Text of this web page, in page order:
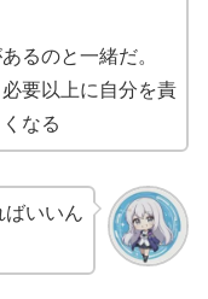
るのと一緒だ。
要以上に自分を責
なる
ばいいん